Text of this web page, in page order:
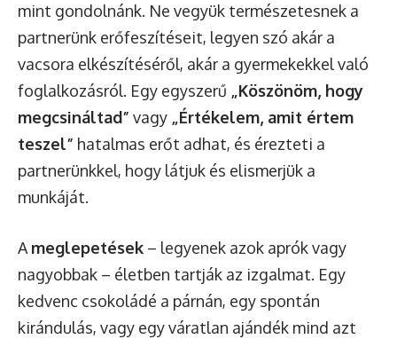
mint gondolnánk. Ne vegyük természetesnek a
partnerünk erőfeszítéseit, legyen szó akár a
vacsora elkészítéséről, akár a gyermekekkel való
foglalkozásról. Egy egyszerű „Köszönöm, hogy
megcsináltad” vagy „Értékelem, amit értem
teszel” hatalmas erőt adhat, és érezteti a
partnerünkkel, hogy látjuk és elismerjük a
munkáját.
A meglepetések – legyenek azok aprók vagy
nagyobbak – életben tartják az izgalmat. Egy
kedvenc csokoládé a párnán, egy spontán
kirándulás, vagy egy váratlan ajándék mind azt